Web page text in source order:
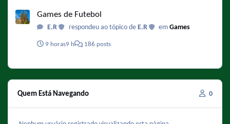
Games de Futebol
E.R respondeu ao tópico de E.R emGames
9 horas9 h 186 posts
Quem Está Navegando 0